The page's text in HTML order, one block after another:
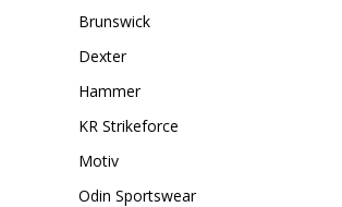
Brunswick
Dexter
Hammer
KR Strikeforce
Motiv
Odin Sportswear